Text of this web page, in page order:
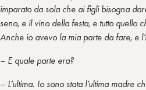
imparato da sola che ai figli bisogna
seno, e il vino della festa, e tutto quello
Anche io avevo la mia parte da fare, e
– E quale parte era?
– L’ultima. Io sono stata l’ultima madre